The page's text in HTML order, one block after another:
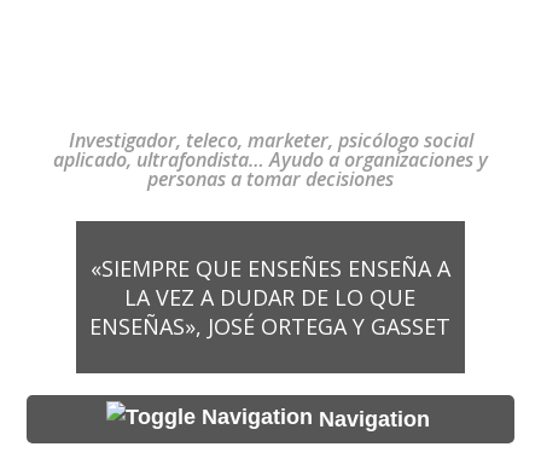
Investigador, teleco, marketer, psicólogo social
aplicado, ultrafondista… Ayudo a organizaciones y
personas a tomar decisiones
«SIEMPRE QUE ENSEÑES ENSEÑA A
LA VEZ A DUDAR DE LO QUE
ENSEÑAS», JOSÉ ORTEGA Y GASSET
Navigation